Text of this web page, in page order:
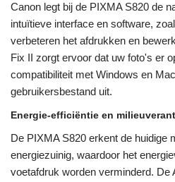
Canon legt bij de PIXMA S820 de
intuïtieve interface en software,
verbeteren het afdrukken en
Fix II zorgt ervoor dat uw foto's er
compatibiliteit met Windows en
gebruikersbestand uit.
Energie-efficiëntie en
De PIXMA S820 erkent de huidige
energiezuinig, waardoor het
voetafdruk worden verminderd. De